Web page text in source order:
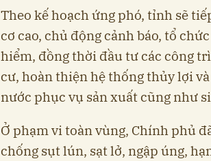
Theo kế hoạch ứng phó, tỉnh sẽ
cơ cao, chủ động cảnh báo, tổ
hiểm, đồng thời đầu tư các công
cư, hoàn thiện hệ thống thủy lợi
nước phục vụ sản xuất cũng như
Ở phạm vi toàn vùng, Chính phủ
chống sụt lún, sạt lở, ngập úng,